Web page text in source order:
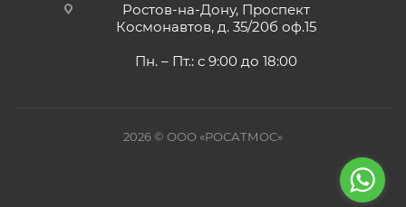
Ростов-на-Дону, Проспект
Космонавтов, д. 35/20б оф.15
Пн. – Пт.: с 9:00 до 18:00
2026 © ООО «РОСАТМОС»